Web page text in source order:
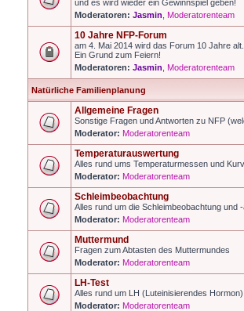
und es wird wieder ein Gewinnspiel geben!
Moderatoren: Jasmin Moderatorenteam
10 Jahre NFP-Forum
am 4. Mai 2014 wird das Forum 10 Jahre alt.
Ein Grund zum Feiern!
Moderatoren: Jasmin Moderatorenteam
Natürliche Familienplanung
Allgemeine Fragen
Sonstige Fragen und Antworten zu NFP
Moderator: Moderatorenteam
Temperaturauswertung
Alles rund ums Temperaturmessen und
Moderator: Moderatorenteam
Schleimbeobachtung
Alles rund um die Schleimbeobachtung und
Moderator: Moderatorenteam
Muttermund
Fragen zum Abtasten des Muttermundes
Moderator: Moderatorenteam
LH-Test
Alles rund um LH (Luteinisierendes
Moderator: Moderatorenteam